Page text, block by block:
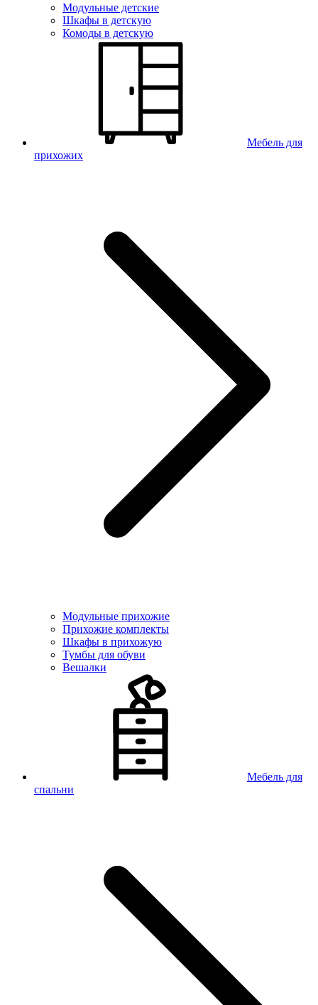
Модульные детские
Шкафы в детскую
Комоды в детскую
Мебель для
прихожих
Модульные прихожие
Прихожие комплекты
Шкафы в прихожую
Тумбы для обуви
Вешалки
Мебель для
спальни